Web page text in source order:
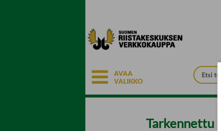
AVAA
VALIKKO
Tarkennettu